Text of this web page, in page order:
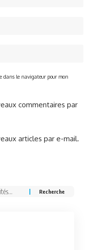
dans le navigateur pour mon
commentaires par
articles par e-mail.